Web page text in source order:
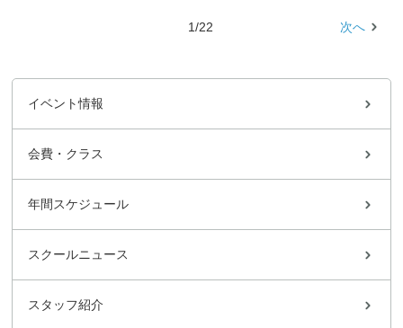
1/22 次へ
イベント情報
会費・クラス
年間スケジュール
スクールニュース
スタッフ紹介